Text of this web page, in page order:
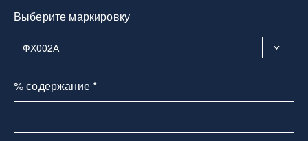
Выберите маркировку
% содержание *